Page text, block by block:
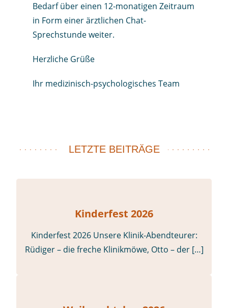
Bedarf über einen 12-monatigen Zeitraum
in Form einer ärztlichen Chat-
Sprechstunde weiter.
Herzliche Grüße
Ihr medizinisch-psychologisches Team
LETZTE BEITRÄGE
Kinderfest 2026
Kinderfest 2026 Unsere Klinik-Abendteurer:
Rüdiger – die freche Klinikmöwe, Otto – der […]